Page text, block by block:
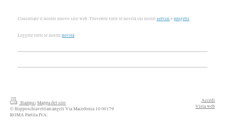
Consultate il nostro nuovo sito web. Troverete tutte le novità sui nostri servizi eprogetti.
Leggete tutte le nostrenovità
Stampa|Mappa del sito
© filipposchiavettiarcangeli Via Macedonia 10 00179
ROMA Partita IVA:
Accedi
Vista web